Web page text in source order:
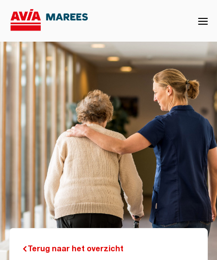
Terug naar het overzicht